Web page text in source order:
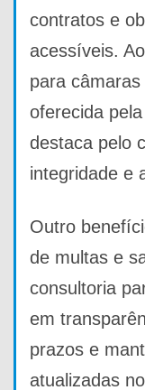
contratos e
acessíveis.
para
oferecida
destaca pelo
integridade e
Outro
de multas e
consultoria
em
prazos e
atualizadas